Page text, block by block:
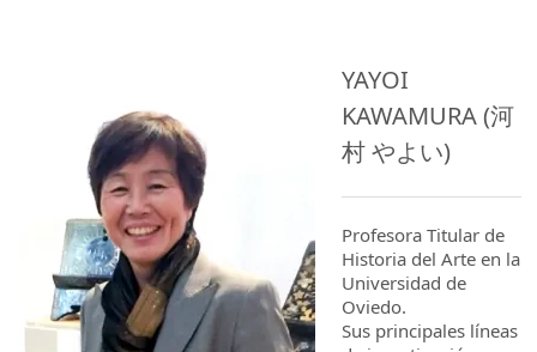
YAYOI
KAWAMURA (河
村 やよい)
Profesora Titular de
Historia del Arte en la
Universidad de
Oviedo.
Sus principales líneas